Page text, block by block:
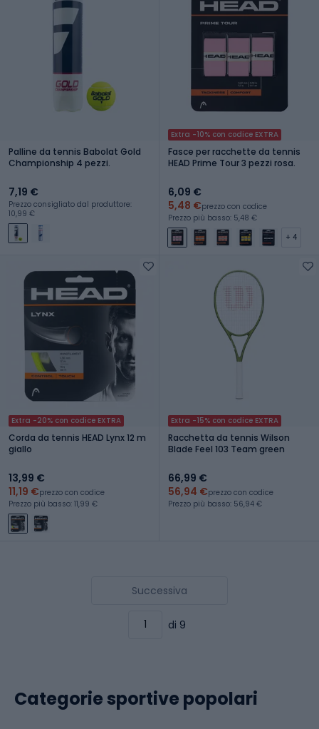
Palline da tennis Babolat Gold
Championship 4 pezzi.
7,19 €
Prezzo consigliato dal produttore:
10,99 €
Extra -10% con codice EXTRA
Fasce per racchette da tennis
HEAD Prime Tour 3 pezzi rosa.
6,09 €
5,48 €prezzo con codice
Prezzo più basso: 5,48 €
+ 4
Extra -20% con codice EXTRA
Corda da tennis HEAD Lynx 12 m
giallo
13,99 €
11,19 €prezzo con codice
Prezzo più basso: 11,99 €
Extra -15% con codice EXTRA
Racchetta da tennis Wilson
Blade Feel 103 Team green
66,99 €
56,94 €prezzo con codice
Prezzo più basso: 56,94 €
Successiva
di 9
Categorie sportive popolari